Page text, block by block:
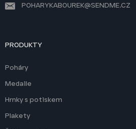
POHARYKABOUREK@SENDME.CZ
PRODUKTY
Poháry
Medaile
Hrnky s potiskem
Plakety